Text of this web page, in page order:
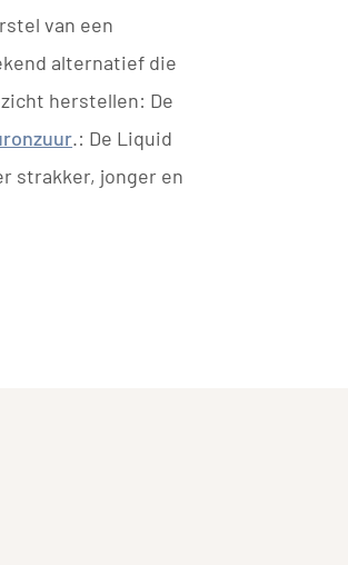
van een
alternatief die
herstellen: De
.: De Liquid
strakker, jonger en